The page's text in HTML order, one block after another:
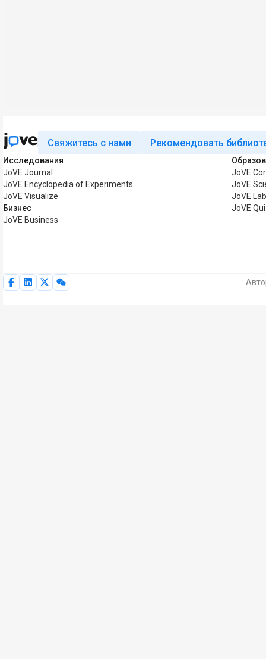
Свяжитесь с нами Рекомендовать
Исследования
JoVE Journal
JoVE Encyclopedia of Experiments
JoVE Visualize
Бизнес
JoVE Business
JoVE
JoVE
JoVE
JoVE